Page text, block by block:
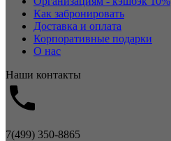
Как забронировать
Доставка и оплата
Корпоративные подарки
О нас
Наши контакты
7(499) 350-8865